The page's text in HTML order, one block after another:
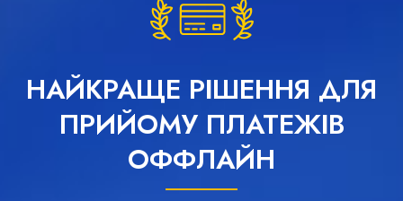
НАЙКРАЩЕ РІШЕННЯ ДЛЯ
ПРИЙОМУ ПЛАТЕЖІВ
ОФФЛАЙН